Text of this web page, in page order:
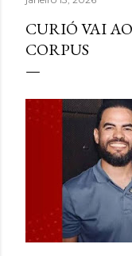
CURIÓ VAI
CORPUS